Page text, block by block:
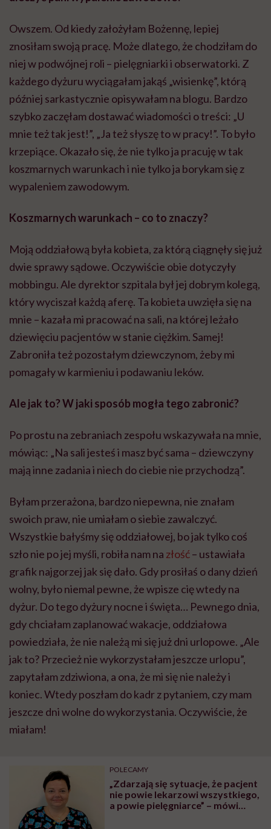
Owszem. Od kiedy założyłam Bożennę, lepiej
znosiłam swoją pracę. Może dlatego, że chodziłam do
niej w podwójnej roli – pielęgniarki i obserwatorki. Z
każdego dyżuru wyciągałam jakąś „wisienkę”, którą
później sarkastycznie opisywałam na blogu. Bardzo
szybko zaczęłam dostawać wiadomości o treści: „U
mnie też tak jest!”, „Ja też słyszę to w pracy!”. To było
krzepiące. Okazało się, że nie tylko ja pracuję w tak
koszmarnych warunkach i nie tylko ja borykam się z
wypaleniem zawodowym.
Koszmarnych warunkach – co to znaczy?
Moją oddziałową była kobieta, za którą ciągnęły się już
dwie sprawy sądowe. Oczywiście obie dotyczyły
mobbingu.Ale dyrektor szpitala był jej dobrym kolegą,
który wyciszał każdą aferę. Ta kobieta uwzięła się na
mnie – kazała mi pracować na sali, na której leżało
dziewięciu pacjentów w stanie ciężkim. Samej!
Zabroniła też pozostałym dziewczynom, żeby mi
pomagały w karmieniu i podawaniu leków.
Alejak to? W jaki sposób mogła tego zabronić?
Po prostu na zebraniach zespołu wskazywała na mnie,
mówiąc: „Na sali jesteś i masz być sama – dziewczyny
mają inne zadania i niech do ciebie nie przychodzą”.
Byłam przerażona, bardzo niepewna, nie znałam
swoich praw, nie umiałam o siebie zawalczyć.
Wszystkie bałyśmy się oddziałowej, bo jak tylko coś
szło nie po jej myśli, robiła nam na złość– ustawiała
grafik najgorzej jak się dało. Gdy prosiłaś o dany dzień
wolny, było niemal pewne, że wpisze cię wtedy na
dyżur. Do tegodyżurynocne i święta… Pewnego dnia,
gdy chciałam zaplanować wakacje, oddziałowa
powiedziała, że nie należą mi się już dni urlopowe. „Ale
jak to? Przecież nie wykorzystałam jeszcze urlopu”,
zapytałam zdziwiona, a ona, że mi się nie należy i
koniec. Wtedy poszłam do kadr z pytaniem, czy mam
jeszcze dni wolne do wykorzystania. Oczywiście, że
miałam!
POLECAMY
„Zdarzają się sytuacje, że pacjent
nie powie lekarzowi wszystkiego,
a powie pielęgniarce” – mówi